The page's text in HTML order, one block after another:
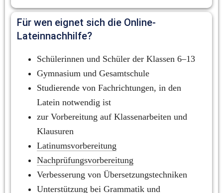
Für wen eignet sich die Online-
Lateinnachhilfe?
Schülerinnen und Schüler der Klassen 6–13
Gymnasium und Gesamtschule
Studierende von Fachrichtungen, in den
Latein notwendig ist
zur Vorbereitung auf Klassenarbeiten und
Klausuren
Latinumsvorbereitung
Nachprüfungsvorbereitung
Verbesserung von Übersetzungstechniken
Unterstützung bei Grammatik und